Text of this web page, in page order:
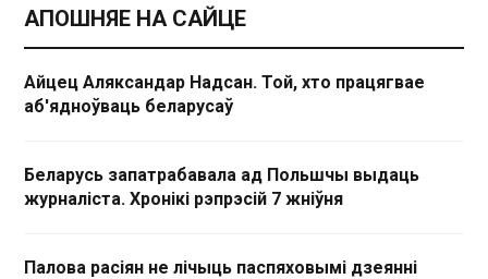
АПОШНЯЕ НА САЙЦЕ
Айцец Аляксандар Надсан. Той, хто працягвае
аб'ядноўваць беларусаў
Беларусь запатрабавала ад Польшчы выдаць
журналіста. Хронікі рэпрэсій 7 жніўня
Палова расіян не лічыць паспяховымі дзеянні